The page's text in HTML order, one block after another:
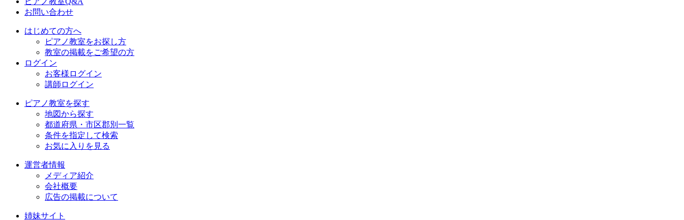
お問い合わせ
はじめての方へ
ピアノ教室をお探し方
教室の掲載をご希望の方
ログイン
お客様ログイン
講師ログイン
ピアノ教室を探す
地図から探す
都道府県・市区郡別一覧
条件を指定して検索
お気に入りを見る
運営者情報
メディア紹介
会社概要
広告の掲載について
姉妹サイト